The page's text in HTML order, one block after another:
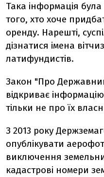
Така інформація
того, хто хоче
оренду. Нарешті,
дізнатися імена
латифундистів.
Закон "Про
відкриває
тільки не про їх
З 2013 року
опублікувати
виключення
кадастрові номери